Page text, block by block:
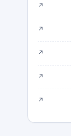
↗
↗
↗
↗
↗